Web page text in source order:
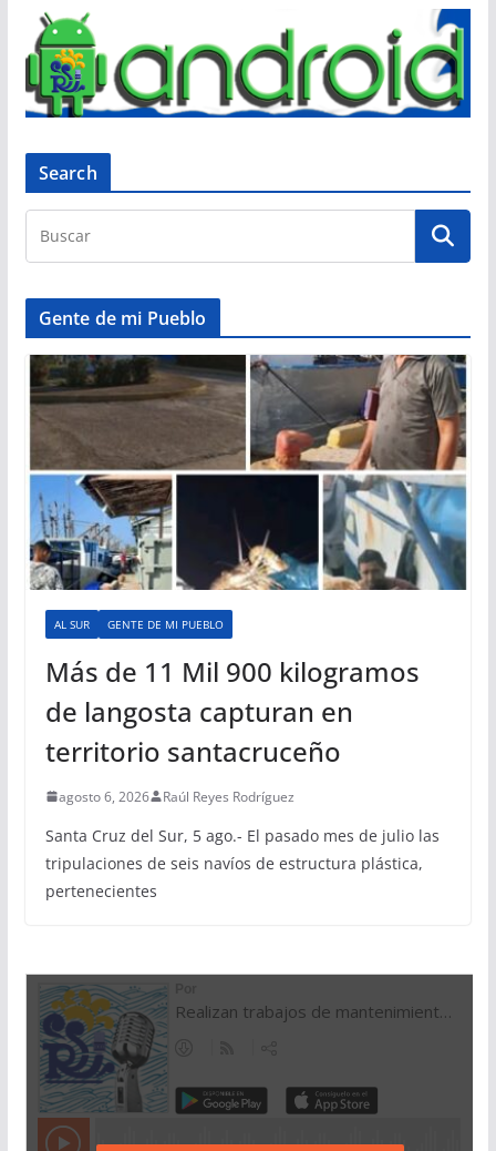
Search
Gente de mi Pueblo
AL SUR GENTE DE MI PUEBLO
Más de 11 Mil 900 kilogramos
de langosta capturan en
territorio santacruceño
agosto 6, 2026 Raúl Reyes Rodríguez
Santa Cruz del Sur, 5 ago.- El pasado mes de julio las
tripulaciones de seis navíos de estructura plástica,
pertenecientes